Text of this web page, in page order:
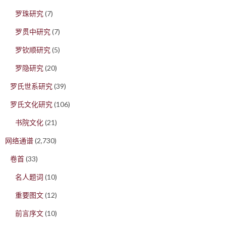
罗珠研究(7)
罗贯中研究(7)
罗钦顺研究(5)
罗隐研究(20)
罗氏世系研究(39)
罗氏文化研究(106)
书院文化(21)
网络通谱(2,730)
卷首(33)
名人题词 (10)
重要图文(12)
前言序文(10)